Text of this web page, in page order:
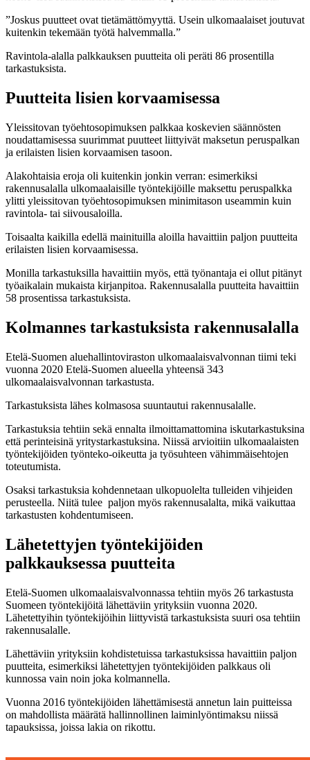
”Joskus puutteet ovat tietämättömyyttä. Usein ulkomaalaiset joutuvat
kuitenkin tekemään työtä halvemmalla.”
Ravintola-alalla palkkauksen puutteita oli peräti 86 prosentilla
tarkastuksista.
Puutteita lisien korvaamisessa
Yleissitovan työehtosopimuksen palkkaa koskevien säännösten
noudattamisessa suurimmat puutteet liittyivät maksetun peruspalkan
ja erilaisten lisien korvaamisen tasoon.
Alakohtaisia eroja oli kuitenkin jonkin verran: esimerkiksi
rakennusalalla ulkomaalaisille työntekijöille maksettu peruspalkka
ylitti yleissitovan työehtosopimuksen minimitason useammin kuin
ravintola- tai siivousaloilla.
Toisaalta kaikilla edellä mainituilla aloilla havaittiin paljon puutteita
erilaisten lisien korvaamisessa.
Monilla tarkastuksilla havaittiin myös, että työnantaja ei ollut pitänyt
työaikalain mukaista kirjanpitoa. Rakennusalalla puutteita havaittiin
58 prosentissa tarkastuksista.
Kolmannes tarkastuksista rakennusalalla
Etelä-Suomen aluehallintoviraston ulkomaalaisvalvonnan tiimi teki
vuonna 2020 Etelä-Suomen alueella yhteensä 343
ulkomaalaisvalvonnan tarkastusta.
Tarkastuksista lähes kolmasosa suuntautui rakennusalalle.
Tarkastuksia tehtiin sekä ennalta ilmoittamattomina iskutarkastuksina
että perinteisinä yritystarkastuksina. Niissä arvioitiin ulkomaalaisten
työntekijöiden työnteko-oikeutta ja työsuhteen vähimmäisehtojen
toteutumista.
Osaksi tarkastuksia kohdennetaan ulkopuolelta tulleiden vihjeiden
perusteella. Niitä tulee paljon myös rakennusalalta, mikä vaikuttaa
tarkastusten kohdentumiseen.
Lähetettyjen työntekijöiden
palkkauksessa puutteita
Etelä-Suomen ulkomaalaisvalvonnassa tehtiin myös 26 tarkastusta
Suomeen työntekijöitä lähettäviin yrityksiin vuonna 2020.
Lähetettyihin työntekijöihin liittyvistä tarkastuksista suuri osa tehtiin
rakennusalalle.
Lähettäviin yrityksiin kohdistetuissa tarkastuksissa havaittiin paljon
puutteita, esimerkiksi lähetettyjen työntekijöiden palkkaus oli
kunnossa vain noin joka kolmannella.
Vuonna 2016 työntekijöiden lähettämisestä annetun lain puitteissa
on mahdollista määrätä hallinnollinen laiminlyöntimaksu niissä
tapauksissa, joissa lakia on rikottu.